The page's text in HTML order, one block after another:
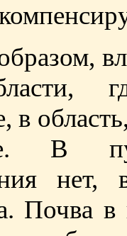
в
В
нет,
Почва